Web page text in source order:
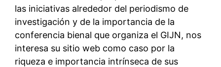
las iniciativas alrededor del periodismo de
investigación y de la importancia de la
conferencia bienal que organiza el GIJN, nos
interesa su sitio web como caso por la
riqueza e importancia intrínseca de sus